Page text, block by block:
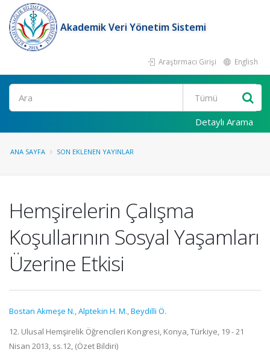
Akademik Veri Yönetim Sistemi
Araştırmacı Girişi English
Ara
Detaylı Arama
ANA SAYFA SON EKLENEN YAYINLAR
Hemşirelerin Çalışma
Koşullarının Sosyal Yaşamları
Üzerine Etkisi
Bostan Akmeşe N.,Alptekin H. M.,Beydilli Ö.
12. Ulusal Hemşirelik Öğrencileri Kongresi, Konya, Türkiye, 19 - 21
Nisan 2013, ss.12, (Özet Bildiri)